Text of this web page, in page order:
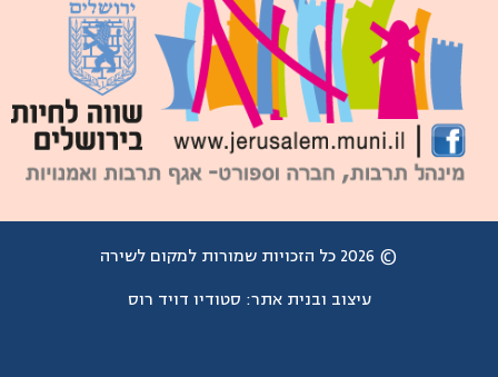
© 2026 כל הזכויות שמורות למקום לשירה
עיצוב ובנית אתר: סטודיו דויד רוס